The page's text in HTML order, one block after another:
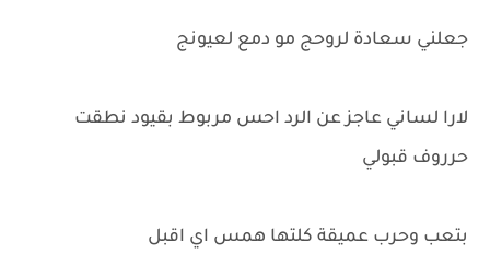
جعلني سعادة لروحج مو دمع لعيونج
لارا لساني عاجز عن الرد احس مربوط بقيود نطقت
حرروف قبولي
بتعب وحرب عميقة كلتها همس اي اقبل